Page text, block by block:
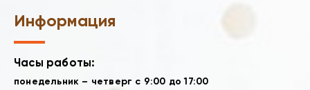
Информация
Часы работы:
понедельник – четверг с 9:00 до 17:00